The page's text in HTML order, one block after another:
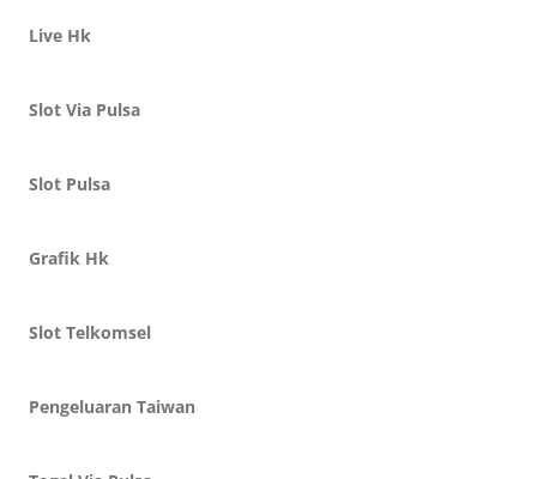
Live Hk
Slot Via Pulsa
Slot Pulsa
Grafik Hk
Slot Telkomsel
Pengeluaran Taiwan